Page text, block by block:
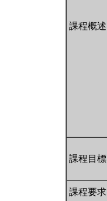
課程概述
課程目標
課程要求